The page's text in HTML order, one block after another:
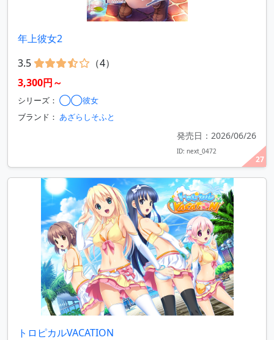
27
年上彼女2
3.5
（4）
3,300円～
シリーズ： ◯◯彼女
ブランド： あざらしそふと
発売日：2026/06/26
ID: next_0472
トロピカルVACATION